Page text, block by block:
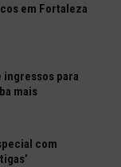
em Fortaleza
ingressos para
mais
com